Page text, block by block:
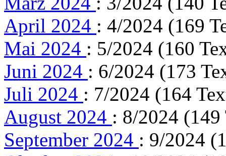
April 2024 : 4/2024 (169
Mai 2024 : 5/2024 (160
Juni 2024 : 6/2024 (173
Juli 2024 : 7/2024 (164
August 2024 : 8/2024 (149
September 2024 : 9/2024